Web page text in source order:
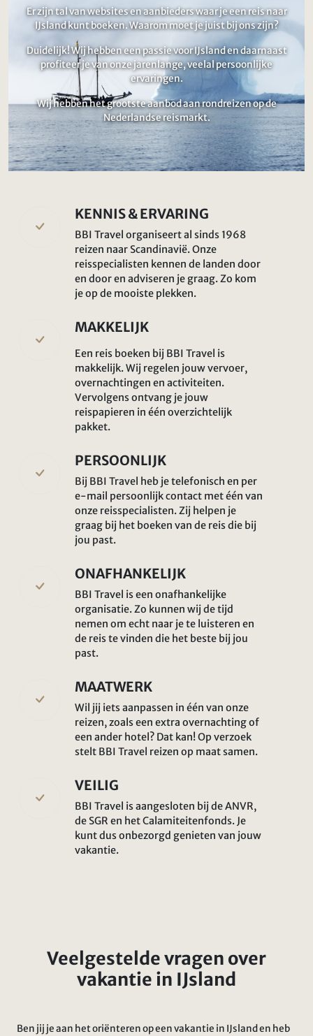
Er zijn tal van websites en aanbieders waar je een reis naar
IJsland kunt boeken. Waarom moet je juist bij ons zijn?
Duidelijk! Wij hebben een passie voor IJsland en daarnaast
profiteer je van onze jarenlange, veelal persoonlijke
ervaringen.
Wij hebben het grootste aanbod aan rondreizen op de
Nederlandse reismarkt.
KENNIS & ERVARING
BBI Travel organiseert al sinds 1968
reizen naar Scandinavië. Onze
reisspecialisten kennen de landen door
en door en adviseren je graag. Zo kom
je op de mooiste plekken.
MAKKELIJK
Een reis boeken bij BBI Travel is
makkelijk. Wij regelen jouw vervoer,
overnachtingen en activiteiten.
Vervolgens ontvang je jouw
reispapieren in één overzichtelijk
pakket.
PERSOONLIJK
Bij BBI Travel heb je telefonisch en per
e-mail persoonlijk contact met één van
onze reisspecialisten. Zij helpen je
graag bij het boeken van de reis die bij
jou past.
ONAFHANKELIJK
BBI Travel is een onafhankelijke
organisatie. Zo kunnen wij de tijd
nemen om echt naar je te luisteren en
de reis te vinden die het beste bij jou
past.
MAATWERK
Wil jij iets aanpassen in één van onze
reizen, zoals een extra overnachting of
een ander hotel? Dat kan! Op verzoek
stelt BBI Travel reizen op maat samen.
VEILIG
BBI Travel is aangesloten bij de ANVR,
de SGR en het Calamiteitenfonds. Je
kunt dus onbezorgd genieten van jouw
vakantie.
Veelgestelde vragen over
vakantie in IJsland
Ben jij je aan het oriënteren op een vakantie in IJsland en heb